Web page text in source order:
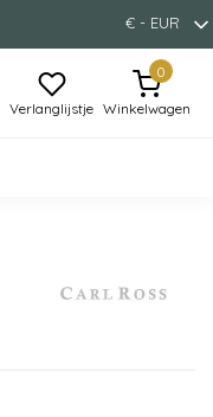
€ - EUR
Verlanglijstje
0
Winkelwagen